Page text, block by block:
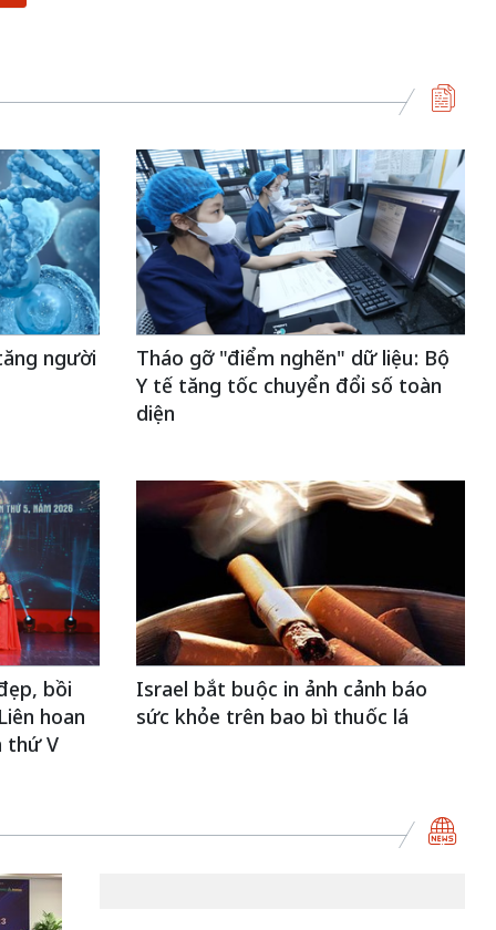
người
Tháo gỡ "điểm nghẽn" dữ liệu: Bộ
Y tế tăng tốc chuyển đổi số toàn
diện
bồi
hoan
thứ V
Israel bắt buộc in ảnh cảnh báo
sức khỏe trên bao bì thuốc lá